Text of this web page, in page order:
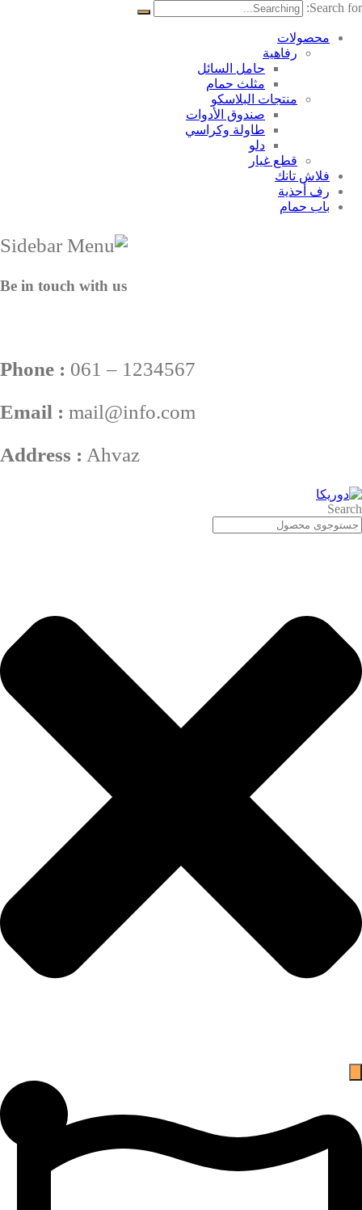
Search for:
محصولات
رفاهية
حامل السائل
مثلث حمام
منتجات البلاسکو
صندوق الأدوات
طاولة وكراسي
دلو
قطع غيار
فلاش تانك
رف أحذية
باب حمام
Be in touch with us
Phone : 061 – 1234567
Email : mail@info.com
Address : Ahvaz
Search